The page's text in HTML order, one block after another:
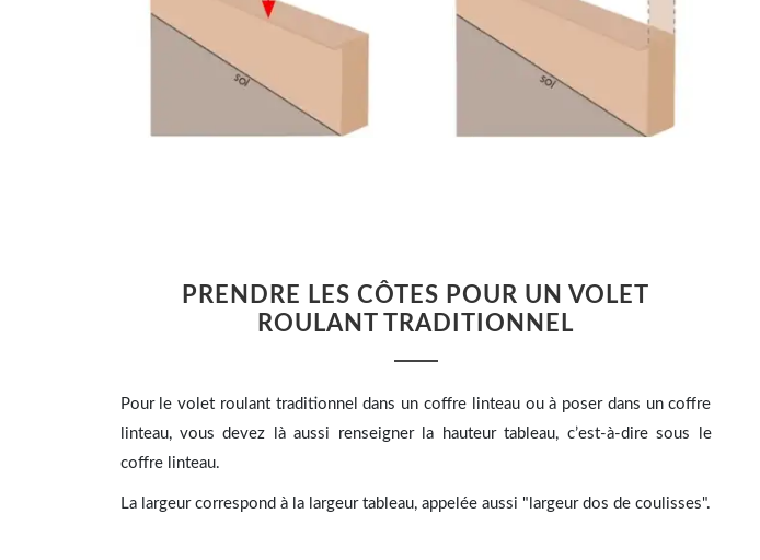
PRENDRE LES CÔTES POUR UN VOLET
ROULANT TRADITIONNEL
Pour le volet roulant traditionnel dans un coffre linteau ou à poser dans un coffre
linteau, vous devez là aussi renseigner la hauteur tableau, c’est-à-dire sous le
coffre linteau.
La largeur correspond à la largeur tableau, appelée aussi "largeur dos de coulisses".